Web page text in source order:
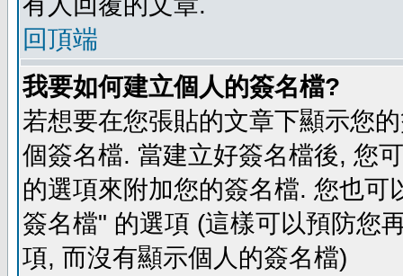
回頂端
我要如何建立個人的簽名檔?
若想要在您張貼的文章下顯示您
個簽名檔. 當建立好簽名檔後, 您
的選項來附加您的簽名檔. 您也
簽名檔" 的選項 (這樣可以預防您
項, 而沒有顯示個人的簽名檔)